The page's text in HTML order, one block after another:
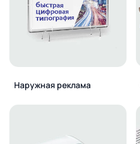
Наружная реклама